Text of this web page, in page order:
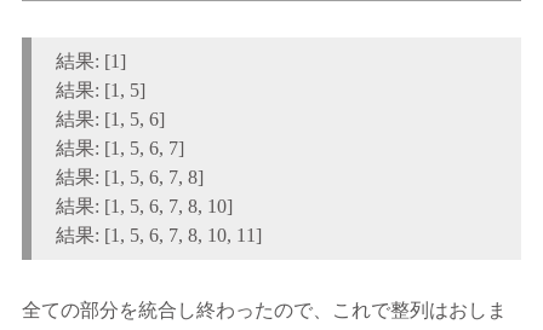
結果: [1]
結果: [1, 5]
結果: [1, 5, 6]
結果: [1, 5, 6, 7]
結果: [1, 5, 6, 7, 8]
結果: [1, 5, 6, 7, 8, 10]
結果: [1, 5, 6, 7, 8, 10, 11]
全ての部分を統合し終わったので、これで整列はおしま